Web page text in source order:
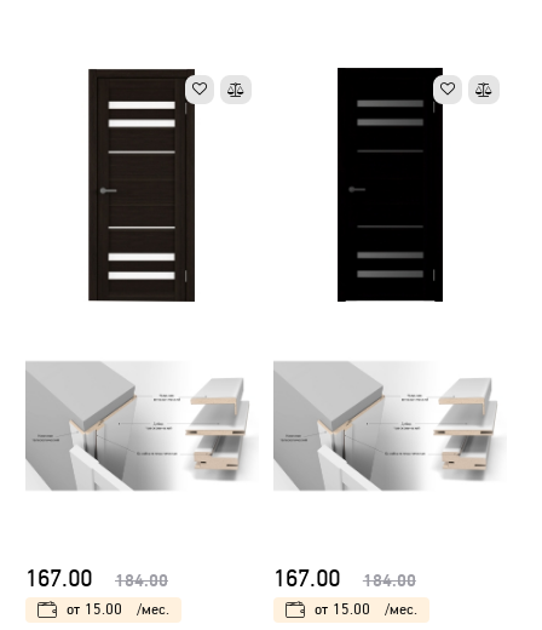
167.00 184.00
от 15.00 /мес.
167.00 184.00
от 15.00 /мес.